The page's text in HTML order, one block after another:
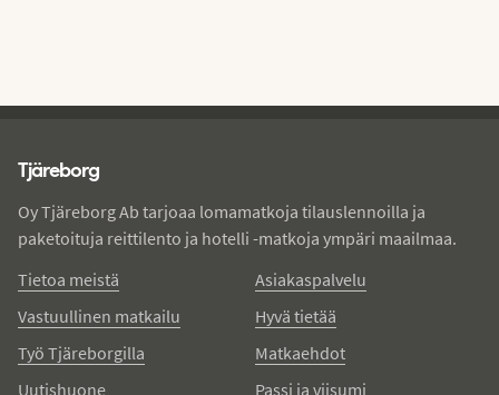
Tjäreborg
Oy Tjäreborg Ab tarjoaa lomamatkoja tilauslennoilla ja
paketoituja reittilento ja hotelli -matkoja ympäri maailmaa.
Tietoa meistä
Vastuullinen matkailu
Työ Tjäreborgilla
Uutishuone
Asiakaspalvelu
Hyvä tietää
Matkaehdot
Passi ja viisumi